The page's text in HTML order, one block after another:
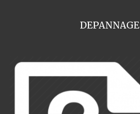
DEPANNAGE